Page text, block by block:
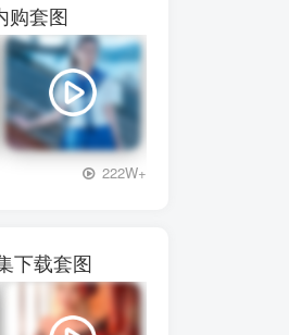
购套图
+3
222W+
下载套图